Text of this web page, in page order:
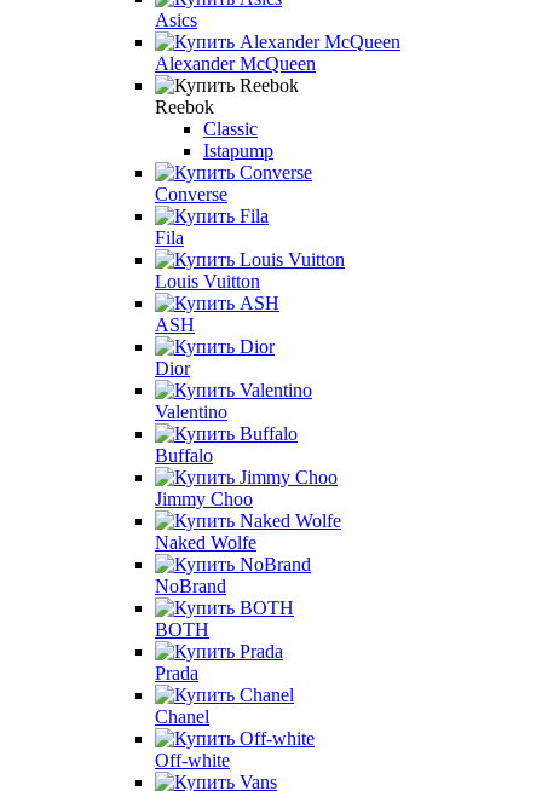
Asics
Alexander McQueen
Reebok
Classic
Istapump
Converse
Fila
Louis Vuitton
ASH
Dior
Valentino
Buffalo
Jimmy Choo
Naked Wolfe
NoBrand
BOTH
Prada
Chanel
Off-white